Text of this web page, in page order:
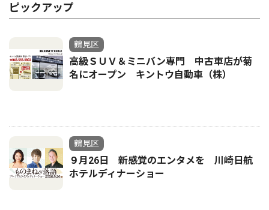
ピックアップ
鶴見区
高級ＳＵＶ＆ミニバン専門 中古車店が菊
名にオープン キントウ自動車（株）
鶴見区
９月26日 新感覚のエンタメを 川崎日航
ホテルディナーショー